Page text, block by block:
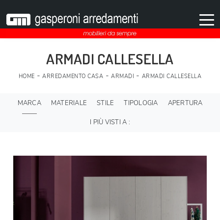
ARMADI CALLESELLA
HOME -ARREDAMENTO CASA -ARMADI - ARMADI CALLESELLA
MARCA MATERIALE STILE TIPOLOGIA APERTURA
I PIÙ VISTI A :